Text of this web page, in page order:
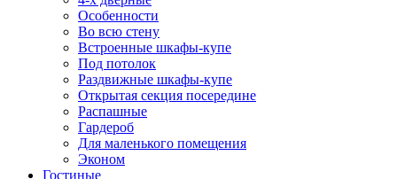
Особенности
Во всю стену
Встроенные шкафы-купе
Под потолок
Раздвижные шкафы-купе
Открытая секция посередине
Распашные
Гардероб
Для маленького помещения
Эконом
Гостиные